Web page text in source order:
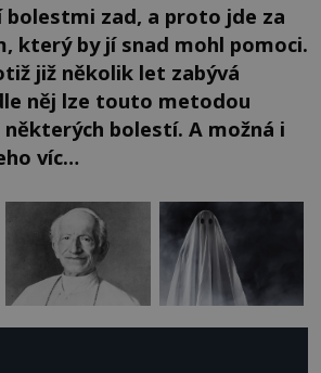
bolestmi zad, a proto jde za
který by jí snad mohl pomoci.
již několik let zabývá
něj lze touto metodou
bolestí. A možná i
víc…